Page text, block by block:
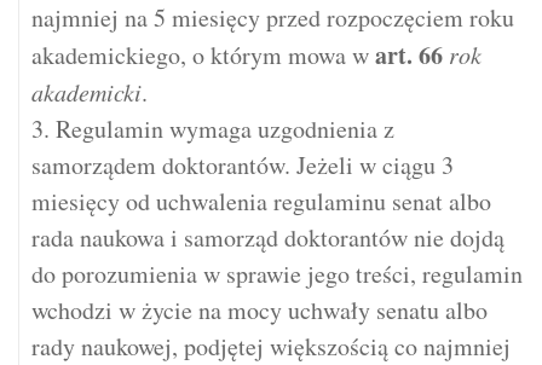
najmniej na 5 miesięcy przed rozpoczęciem roku
akademickiego, o którym mowa wart. 66 rok
akademicki.
3. Regulamin wymaga uzgodnienia z
samorządem doktorantów. Jeżeli w ciągu 3
miesięcy od uchwalenia regulaminu senat albo
rada naukowa i samorząd doktorantów nie dojdą
do porozumienia w sprawie jego treści, regulamin
wchodzi w życie na mocy uchwały senatu albo
rady naukowej, podjętej większością co najmniej